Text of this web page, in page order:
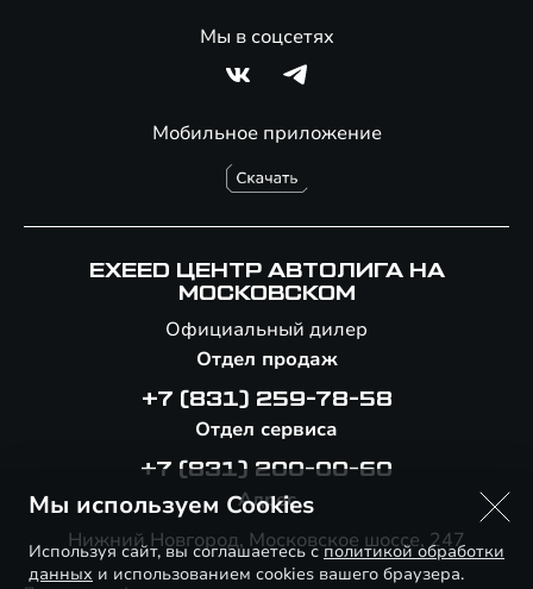
Мобильное приложение
Мы в соцсетях
EXEED ЦЕНТР АВТОЛИГА НА
МОСКОВСКОМ
Официальный дилер
Отдел продаж
+7 (831) 259-78-58
Отдел сервиса
+7 (831) 200-00-60
Адрес
Нижний Новгород, Московское шоссе, 247
Мы используем Cookies
Используя сайт, вы соглашаетесь сполитикой обработки
данных и использованием cookies вашего браузера.